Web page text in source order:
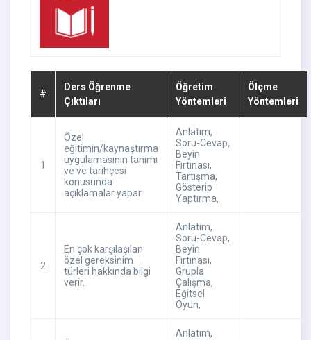
#
Ders Öğrenme
Çıktıları
Öğretim
Yöntemleri
Ölçme
Yöntemleri
1
Özel
eğitimin/kaynaştırma
uygulamasının tanımı
ve ve tarihçesi
konusunda
açıklamalar yapar.
Anlatım,
Soru-Cevap,
Beyin
Fırtınası,
Tartışma,
Gösterip
Yaptırma,
2
En çok karşılaşılan
özel gereksinim
türleri hakkında bilgi
verir.
Anlatım,
Soru-Cevap,
Beyin
Fırtınası,
Grupla
Çalışma,
Eğitsel
Oyun,
Anlatım,